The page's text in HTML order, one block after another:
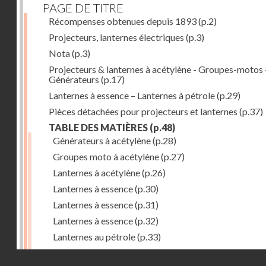
PAGE DE TITRE
Récompenses obtenues depuis 1893(p.2)
Projecteurs, lanternes électriques (p.3)
Nota(p.3)
Projecteurs & lanternes à acétylène - Groupes-motos
Générateurs (p.17)
Lanternes à essence – Lanternes à pétrole(p.29)
Pièces détachées pour projecteurs et lanternes (p.37)
TABLE DES MATIÈRES (p.48)
Générateurs à acétylène(p.28)
Groupes moto à acétylène(p.27)
Lanternes à acétylène(p.26)
Lanternes à essence(p.30)
Lanternes à essence(p.31)
Lanternes à essence(p.32)
Lanternes au pétrole(p.33)
Lanternes au pétrole(p.34)